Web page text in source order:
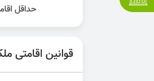
حداقل
قوانین اقامتی